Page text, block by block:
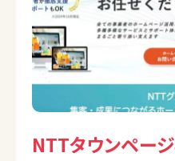
NTTタウンペー